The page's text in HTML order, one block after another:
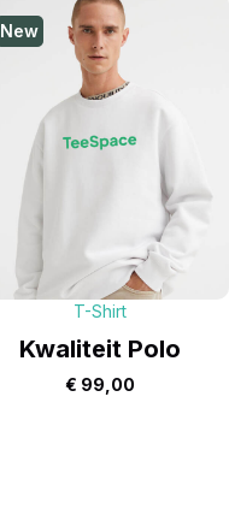
New
T-Shirt
Kwaliteit Polo
€ 99,00